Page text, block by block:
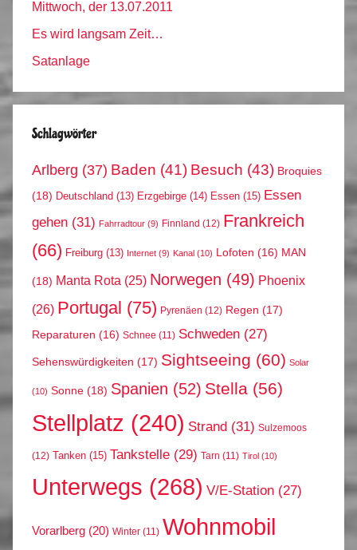
Mittwoch, der 13.07.2011
Es wird langsam Zeit…
Satanlage
Schlagwörter
Arlberg (37) Baden (41) Besuch (43) Broquies
(18) Deutschland (13) Erzgebirge (14) Essen (15) Essen
gehen (31) Fahrradtour (9) Finnland (12) Frankreich
(66) Freiburg (13) Internet (9) Kanal (10) Lofoten (16) MAN
(18) Manta Rota (25) Norwegen (49) Phoenix
(26) Portugal (75) Pyrenäen (12) Regen (17)
Reparaturen (16) Schnee (11) Schweden (27)
Sehenswürdigkeiten (17) Sightseeing (60) Solar
(10) Sonne (18) Spanien (52) Stella (56)
Stellplatz (240) Strand (31) Sulzemoos
(12) Tanken (15) Tankstelle (29) Tarn (11) Tirol (10)
Unterwegs (268) V/E-Station (27)
Vorarlberg (20) Winter (11) Wohnmobil